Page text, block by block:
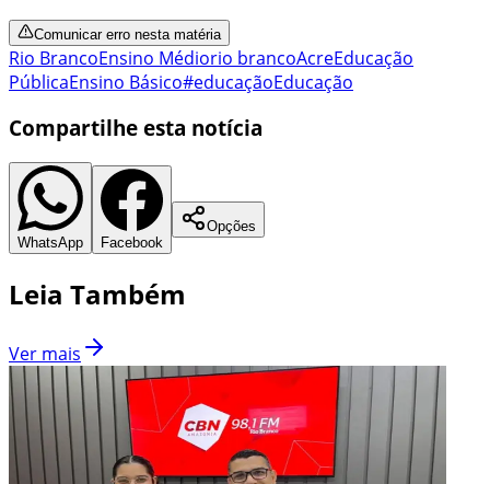
Comunicar erro nesta matéria
Rio BrancoEnsino Médiorio brancoAcreEducação
PúblicaEnsino Básico#educaçãoEducação
Compartilhe esta notícia
WhatsApp Facebook
Opções
Leia Também
Ver mais